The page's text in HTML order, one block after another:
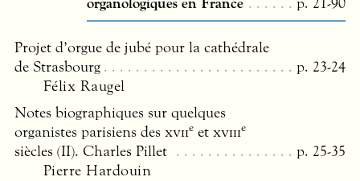
Projet d’orgue de jubé pour la cathédrale
de Strasbourg
p. 23-24
Félix Raugel
Notes biographiques sur quelques
organistes parisiens des xviie et xviiie
siècles (II). Charles Pillet
p. 25-35
Pierre Hardouin